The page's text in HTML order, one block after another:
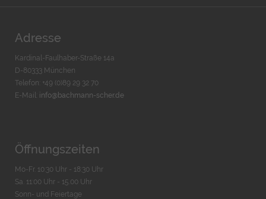
Adresse
Kardinal-Faulhaber-Straße 14a
D-80333 München
Telefon: +49 (0)89 29 32 70
E-Mail: info@bachmann-scher.de
Öffnungszeiten
Mo-Fr. 10:30 Uhr - 18:30 Uhr
Sa. 11:00 Uhr - 15.00 Uhr
Sonn- und Feiertage